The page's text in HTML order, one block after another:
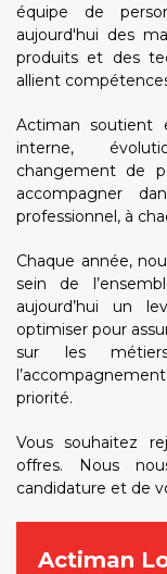
équipe de
aujourd'hui des
produits et des
allient
Actiman soutient
interne,
changement de
accompagner
professionnel, à
Chaque année,
sein de
aujourd’hui un
optimiser pour
sur les
priorité.
Vous souhaitez
offres. Nous
candidature et de
Actiman